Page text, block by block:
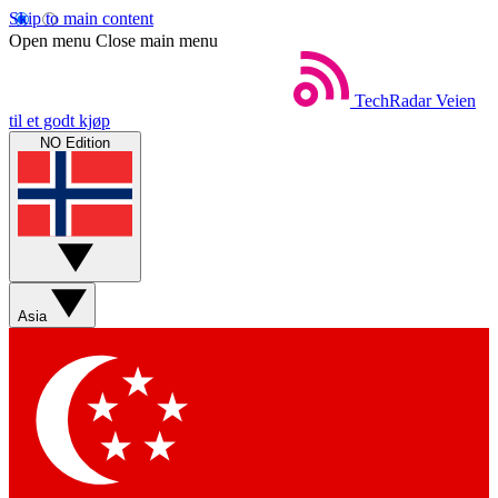
Skip to main content
Open menu Close main menu
TechRadar Veien
til et godt kjøp
NO Edition
Asia